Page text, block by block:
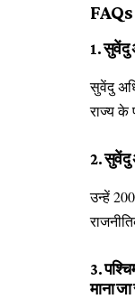
FAQs
1. सुवेंदु
सुवेंदु
राज्य
2. सुवेंदु
उन्हें
3.
माना जा